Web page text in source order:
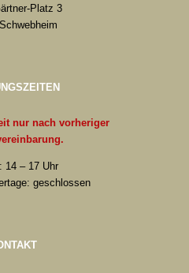
Platz 3
nur nach vorheriger
14 – 17 Uhr
geschlossen